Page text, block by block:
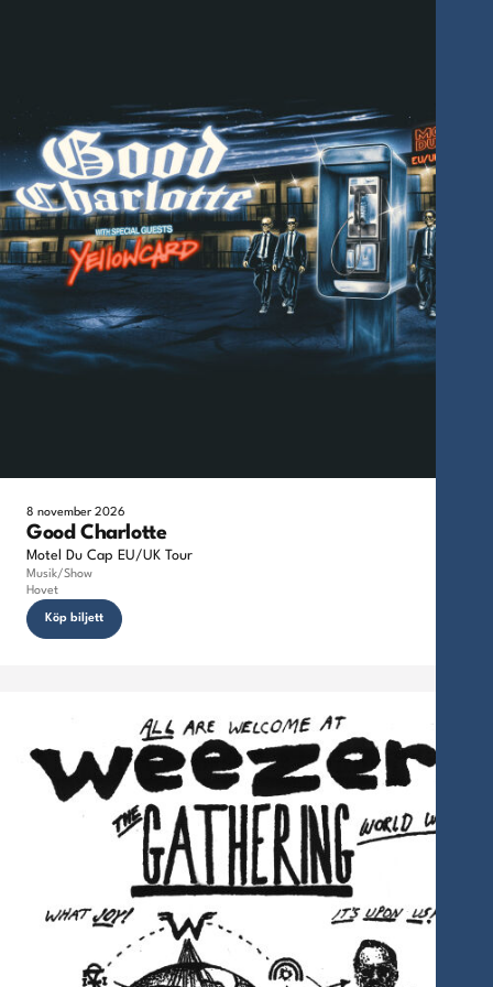
8 november 2026
Good Charlotte
Motel Du Cap EU/UK Tour
Musik/Show
Hovet
Köp biljett